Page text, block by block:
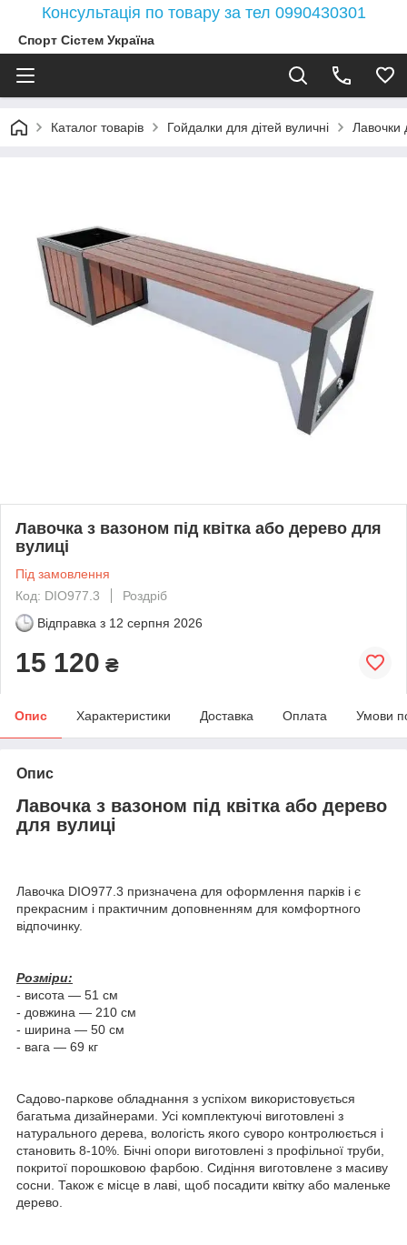
Консультація по товару за тел 0990430301
Спорт Сістем Україна
Каталог товарів Гойдалки для дітей вуличні Лавочки
Лавочка з вазоном під квітка або дерево для
вулиці
Під замовлення
Код: DIO977.3
Роздріб
Відправка з 12 серпня 2026
15 120 ₴
Опис Характеристики Доставка Оплата Умови
Опис
Лавочка з вазоном під квітка або дерево
для вулиці
Лавочка DIO977.3 призначена для оформлення парків і є
прекрасним і практичним доповненням для комфортного
відпочинку.
Розміри:
- висота — 51 см
- довжина — 210 см
- ширина — 50 см
- вага — 69 кг
Садово-паркове обладнання з успіхом використовується
багатьма дизайнерами. Усі комплектуючі виготовлені з
натурального дерева, вологість якого суворо контролюється і
становить 8-10%. Бічні опори виготовлені з профільної труби,
покритої порошковою фарбою. Сидіння виготовлене з масиву
сосни. Також є місце в лаві, щоб посадити квітку або маленьке
дерево.